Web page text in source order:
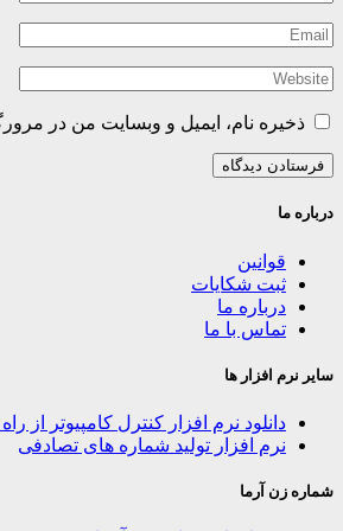
ذخیره نام، ایمیل و وبسایت من در
درباره ما
قوانین
ثبت شکایات
درباره ما
تماس با ما
سایر نرم افزار ها
دانلود نرم افزار کنترل کامپیوتر از راه
نرم افزار تولید شماره های تصادفی
شماره زن آرما